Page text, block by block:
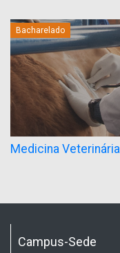
Bacharelado
Medicina Veterinária
Campus-Sede